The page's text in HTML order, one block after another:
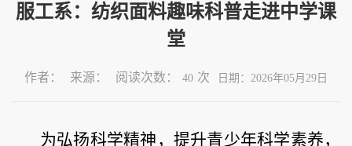
服工系：纺织面料趣味科普走进中学课
堂
作者： 来源： 阅读次数： 40 次 日期：2026年05月29日
为弘扬科学精神，提升青少年科学素养，